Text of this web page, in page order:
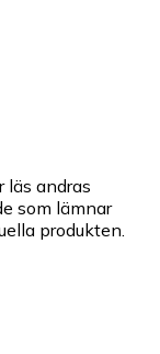
läs andras
som lämnar
produkten.